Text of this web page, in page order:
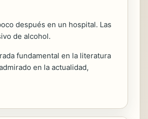
después en un hospital. Las
de alcohol.
fundamental en la literatura
en la actualidad,